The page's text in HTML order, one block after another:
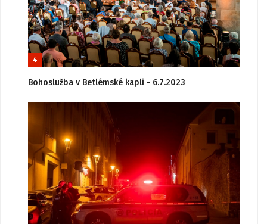
4
Bohoslužba v Betlémské kapli - 6.7.2023